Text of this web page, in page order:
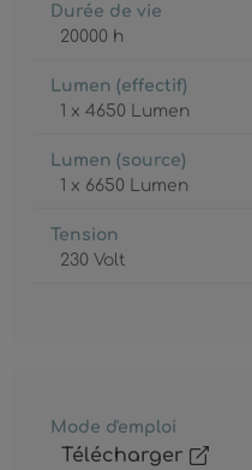
Durée de vie
20000 h
Lumen (effectif)
1 x 4650 Lumen
Lumen (source)
1 x 6650 Lumen
Tension
230 Volt
Mode d'emploi
Télécharger